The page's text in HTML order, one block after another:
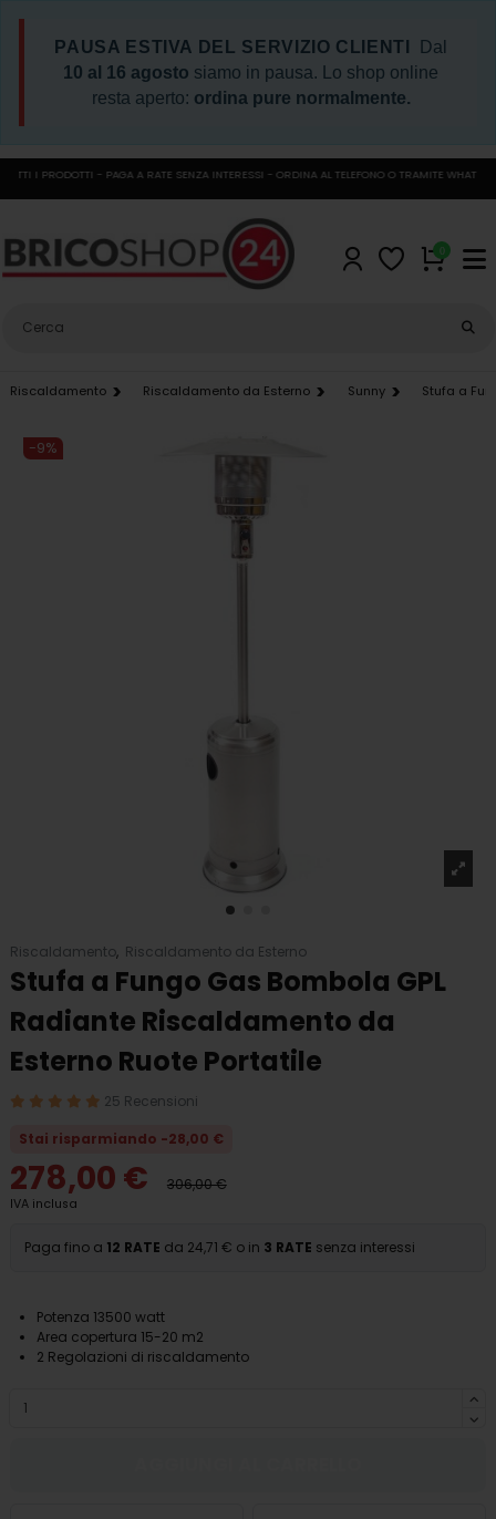
PAUSA ESTIVA DEL SERVIZIO CLIENTI
Dal
10 al 16 agosto siamo in pausa. Lo shop online
resta aperto: ordina pure normalmente.
I PRODOTTI - PAGA A RATE SENZA INTERESSI - ORDINA AL TELEFONO O TRAMITE WHATSAPP
0
Riscaldamento Riscaldamento da Esterno Sunny Stufa a
-9%
Riscaldamento, Riscaldamento da Esterno
Stufa a Fungo Gas Bombola GPL
Radiante Riscaldamento da
Esterno Ruote Portatile
25 Recensioni
Stai risparmiando -28,00 €
278,00 € 306,00 €
IVA inclusa
Paga fino a 12 RATE da 24,71 € o in 3 RATE senza interessi
Potenza 13500 watt
Area copertura 15-20 m2
2 Regolazioni di riscaldamento